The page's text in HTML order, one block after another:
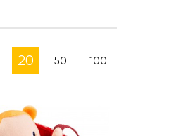
20 50 100